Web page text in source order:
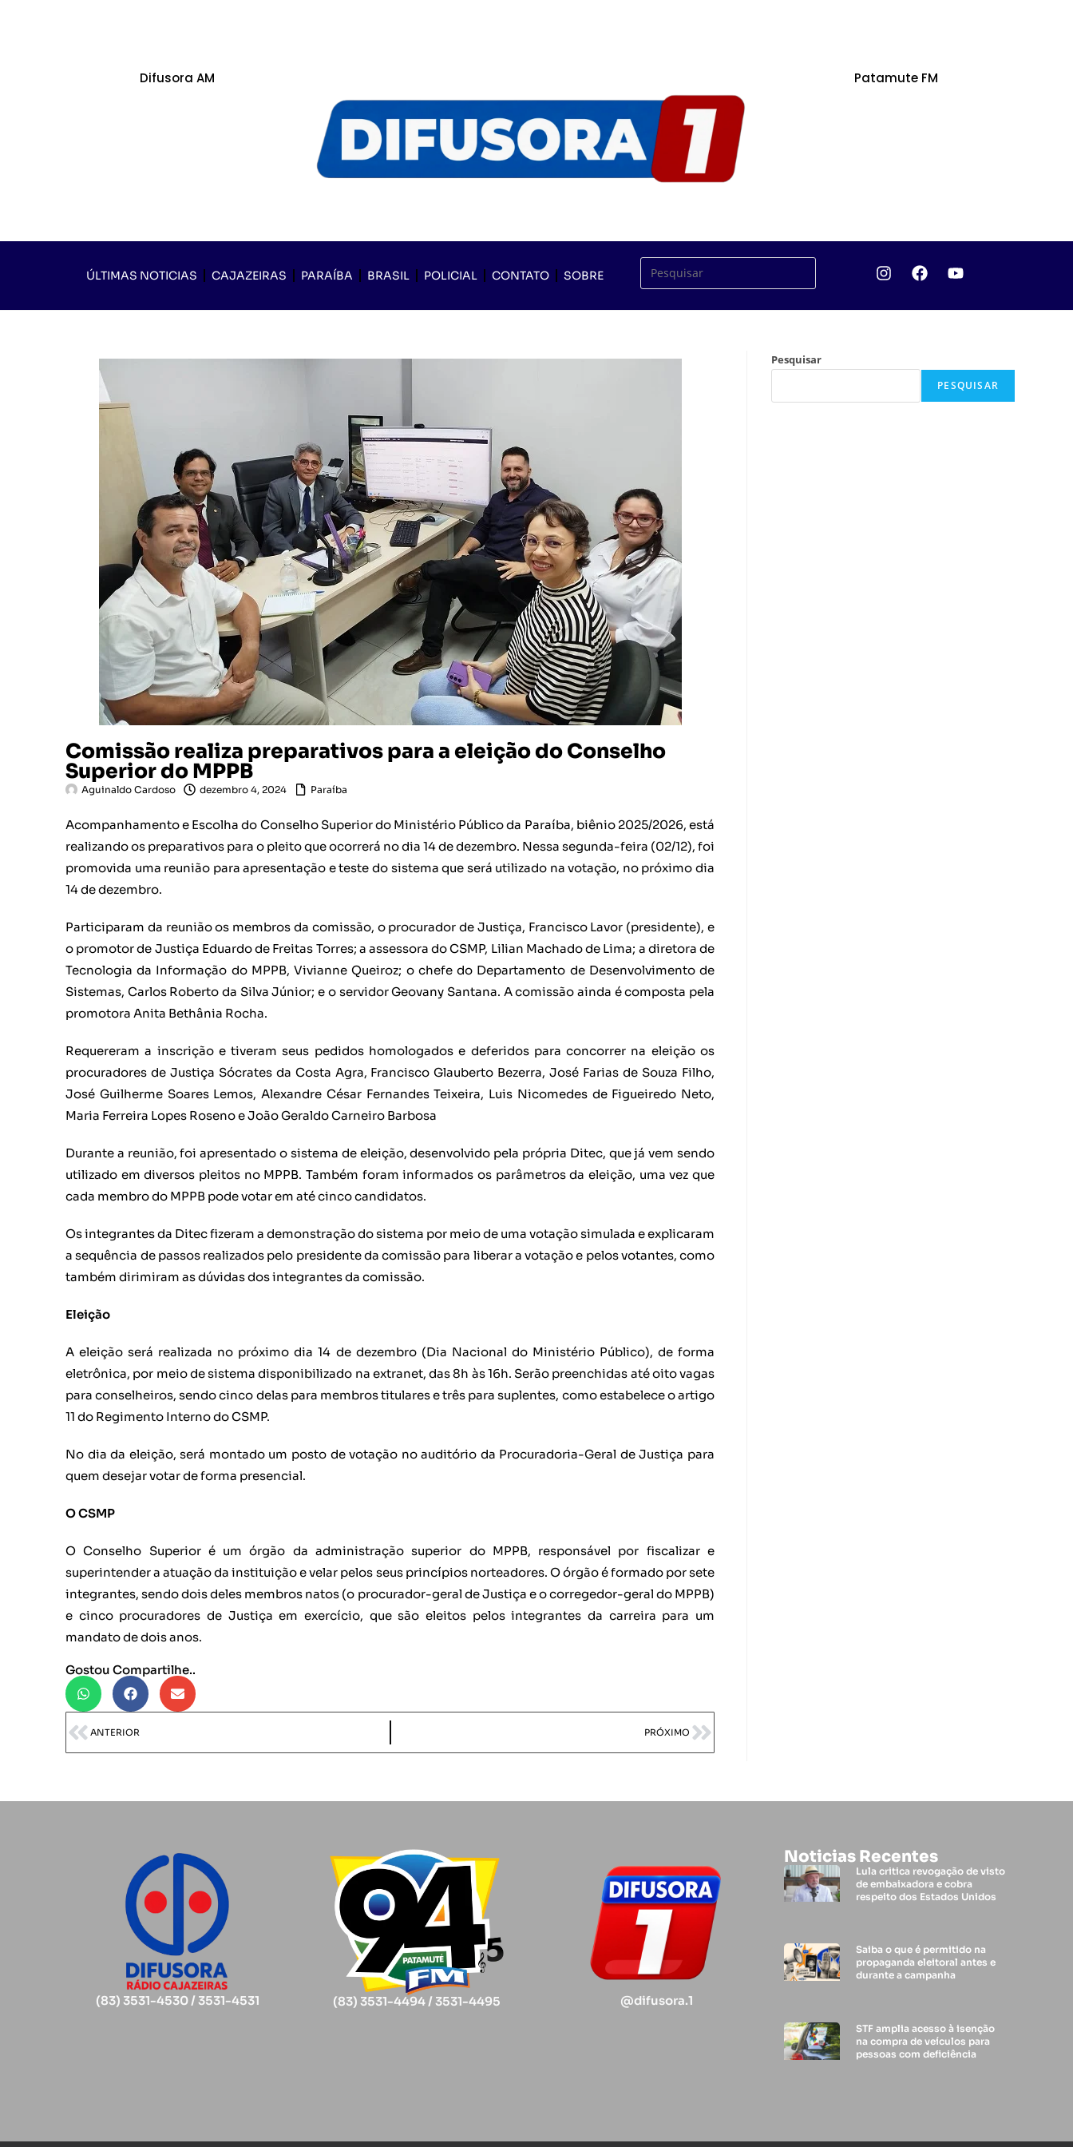
Difusora AM Patamute FM
ÚLTIMAS NOTICIAS CAJAZEIRAS PARAÍBA BRASIL POLICIAL CONTATO SOBRE
Comissão realiza preparativos para a eleição do Conselho
Superior do MPPB
Aguinaldo Cardoso dezembro 4, 2024 Paraíba
Acompanhamento e Escolha do Conselho Superior do Ministério Público da Paraíba, biênio 2025/2026, está
realizando os preparativos para o pleito que ocorrerá no dia 14 de dezembro. Nessa segunda-feira (02/12), foi
promovida uma reunião para apresentação e teste do sistema que será utilizado na votação, no próximo dia
14 de dezembro.
Participaram da reunião os membros da comissão, o procurador de Justiça, Francisco Lavor (presidente), e
o promotor de Justiça Eduardo de Freitas Torres; a assessora do CSMP, Lilian Machado de Lima; a diretora de
Tecnologia da Informação do MPPB, Vivianne Queiroz; o chefe do Departamento de Desenvolvimento de
Sistemas, Carlos Roberto da Silva Júnior; e o servidor Geovany Santana. A comissão ainda é composta pela
promotora Anita Bethânia Rocha.
Requereram a inscrição e tiveram seus pedidos homologados e deferidos para concorrer na eleição os
procuradores de Justiça Sócrates da Costa Agra, Francisco Glauberto Bezerra, José Farias de Souza Filho,
José Guilherme Soares Lemos, Alexandre César Fernandes Teixeira, Luis Nicomedes de Figueiredo Neto,
Maria Ferreira Lopes Roseno e João Geraldo Carneiro Barbosa
Durante a reunião, foi apresentado o sistema de eleição, desenvolvido pela própria Ditec, que já vem sendo
utilizado em diversos pleitos no MPPB. Também foram informados os parâmetros da eleição, uma vez que
cada membro do MPPB pode votar em até cinco candidatos.
Os integrantes da Ditec fizeram a demonstração do sistema por meio de uma votação simulada e explicaram
a sequência de passos realizados pelo presidente da comissão para liberar a votação e pelos votantes, como
também dirimiram as dúvidas dos integrantes da comissão.
Eleição
A eleição será realizada no próximo dia 14 de dezembro (Dia Nacional do Ministério Público), de forma
eletrônica, por meio de sistema disponibilizado na extranet, das 8h às 16h. Serão preenchidas até oito vagas
para conselheiros, sendo cinco delas para membros titulares e três para suplentes, como estabelece o artigo
11 do Regimento Interno do CSMP.
No dia da eleição, será montado um posto de votação no auditório da Procuradoria-Geral de Justiça para
quem desejar votar de forma presencial.
O CSMP
O Conselho Superior é um órgão da administração superior do MPPB, responsável por fiscalizar e
superintender a atuação da instituição e velar pelos seus princípios norteadores. O órgão é formado por sete
integrantes, sendo dois deles membros natos (o procurador-geral de Justiça e o corregedor-geral do MPPB)
e cinco procuradores de Justiça em exercício, que são eleitos pelos integrantes da carreira para um
mandato de dois anos.
Gostou Compartilhe..
ANTERIOR PRÓXIMO
Pesquisar
PESQUISAR
(83) 3531-4530 / 3531-4531 (83) 3531-4494 / 3531-4495 @difusora.1
Noticias Recentes
Lula critica revogação de visto
de embaixadora e cobra
respeito dos Estados Unidos
Saiba o que é permitido na
propaganda eleitoral antes e
durante a campanha
STF amplia acesso à isenção
na compra de veículos para
pessoas com deficiência